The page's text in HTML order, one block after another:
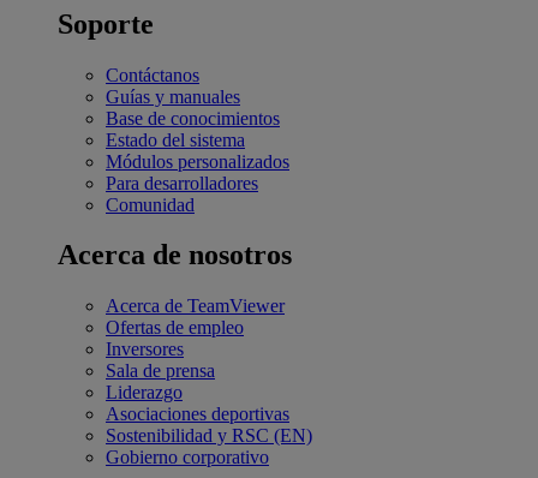
Soporte
Contáctanos
Guías y manuales
Base de conocimientos
Estado del sistema
Módulos personalizados
Para desarrolladores
Comunidad
Acerca de nosotros
Acerca de TeamViewer
Ofertas de empleo
Inversores
Sala de prensa
Liderazgo
Asociaciones deportivas
Sostenibilidad y RSC (EN)
Gobierno corporativo